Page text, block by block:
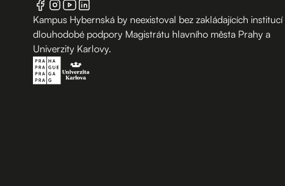
Kampus Hybernská by neexistoval bez zakládajících institucí
dlouhodobé podpory Magistrátu hlavního města Prahy a
Univerzity Karlovy.